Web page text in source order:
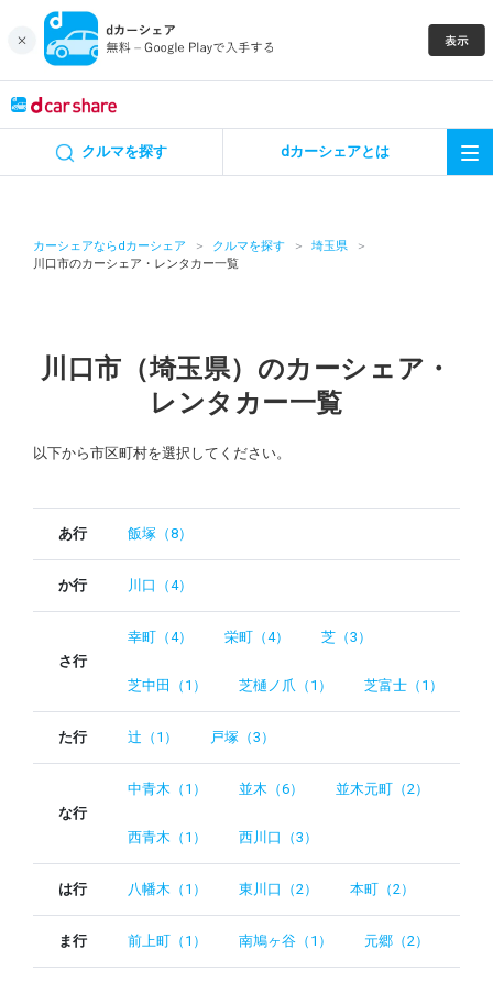
クルマを探す dカーシェアとは
カーシェアならdカーシェア クルマを探す
埼玉県
川口市のカーシェア・レンタカー一覧
川口市（埼玉県）のカーシェア・
レンタカー一覧
以下から市区町村を選択してください。
あ行 飯塚（8）
か行 川口（4）
さ行
幸町（4） 栄町（4） 芝（3）
芝中田（1） 芝樋ノ爪（1） 芝富士（1）
た行 辻（1） 戸塚（3）
な行
中青木（1） 並木（6） 並木元町（2）
西青木（1） 西川口（3）
は行 八幡木（1） 東川口（2） 本町（2）
ま行 前上町（1） 南鳩ヶ谷（1） 元郷（2）
カーシェア
特集
アプリの使い方